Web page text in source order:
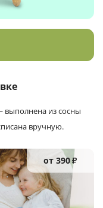
выполнена из сосны
вручную.
от 390₽